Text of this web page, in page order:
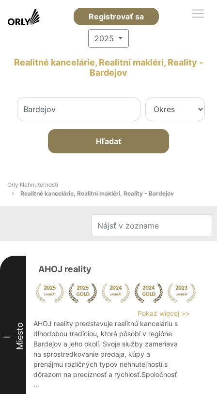
Registrovať sa
2025
Realitné kancelárie, Realitní makléri, Reality -
Bardejov
Hľadať
Orly Nehnuteľností
Realitné kancelárie, Realitní makléri, Reality - Bardejov
I Miesto
AHOJ reality
Pokaż więcej >>
AHOJ reality predstavuje realitnú kanceláriu s
dlhodobou tradíciou, ktorá pôsobí v regióne
Bardejov a jeho okolí. Svoje služby zameriava
na sprostredkovanie predaja, kúpy a
prenájmu rozličných typov nehnuteľností s
dôrazom na precíznosť a rýchlosť.Spoločnosť
...